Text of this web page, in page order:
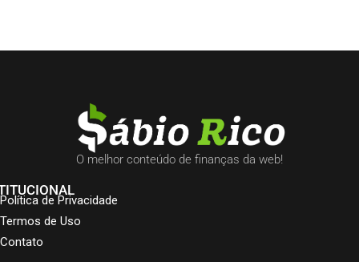
O melhor conteúdo de finanças da web!
Política de Privacidade
Termos de Uso
Contato